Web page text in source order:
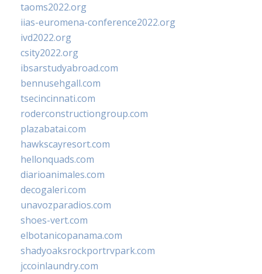
taoms2022.org
iias-euromena-conference2022.org
ivd2022.org
csity2022.org
ibsarstudyabroad.com
bennusehgall.com
tsecincinnati.com
roderconstructiongroup.com
plazabatai.com
hawkscayresort.com
hellonquads.com
diarioanimales.com
decogaleri.com
unavozparadios.com
shoes-vert.com
elbotanicopanama.com
shadyoaksrockportrvpark.com
jccoinlaundry.com